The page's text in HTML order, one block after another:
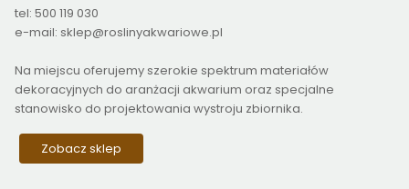
tel: 500 119 030
e-mail: sklep@roslinyakwariowe.pl
Na miejscu oferujemy szerokie spektrum materiałów
dekoracyjnych do aranżacji akwarium oraz specjalne
stanowisko do projektowania wystroju zbiornika.
Zobacz sklep